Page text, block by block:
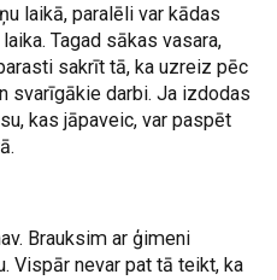
laikā, paralēli var kādas
Tagad sākas vasara,
sakrīt tā, ka uzreiz pēc
svarīgākie darbi. Ja izdodas
kas jāpaveic, var paspēt
Brauksim ar ģimeni
Vispār nevar pat tā teikt, ka